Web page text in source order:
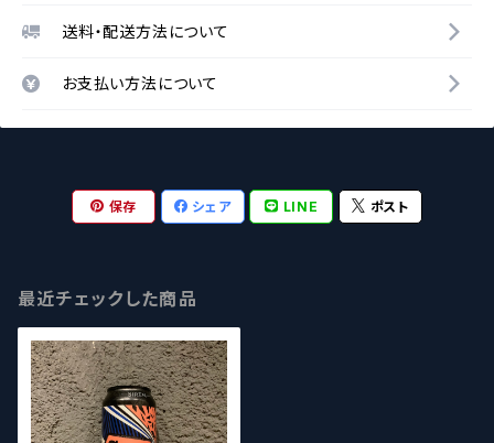
送料・配送方法について
お支払い方法について
保存 シェア LINE ポスト
最近チェックした商品